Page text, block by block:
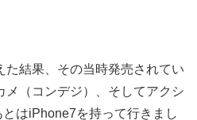
た結果、その当時発売されてい
メ（コンデジ）、そしてアクシ
はiPhone7を持って行きまし